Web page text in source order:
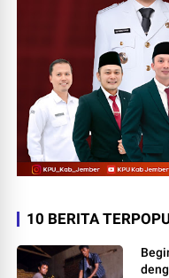
10 BERITA